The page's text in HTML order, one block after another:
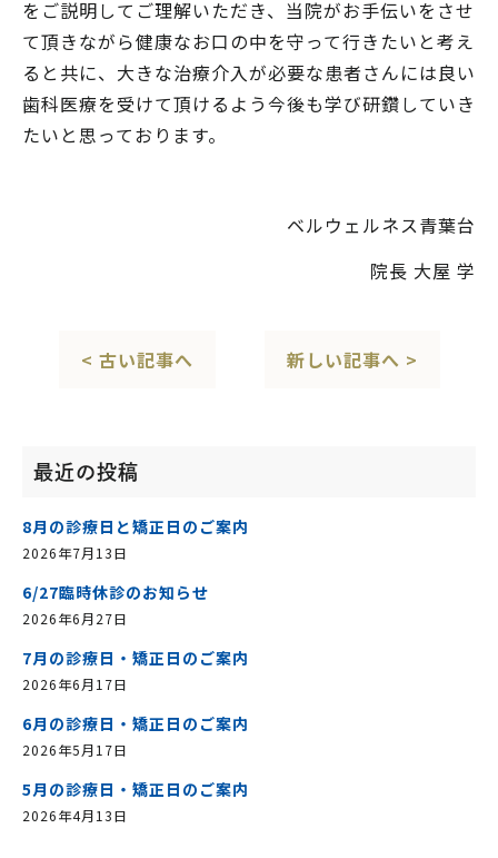
をご説明してご理解いただき、当院がお手伝いをさせ
て頂きながら健康なお口の中を守って行きたいと考え
ると共に、大きな治療介入が必要な患者さんには良い
歯科医療を受けて頂けるよう今後も学び研鑽していき
たいと思っております。
ベルウェルネス青葉台
院長 大屋 学
< 古い記事へ 新しい記事へ >
最近の投稿
8月の診療日と矯正日のご案内
2026年7月13日
6/27臨時休診のお知らせ
2026年6月27日
7月の診療日・矯正日のご案内
2026年6月17日
6月の診療日・矯正日のご案内
2026年5月17日
5月の診療日・矯正日のご案内
2026年4月13日